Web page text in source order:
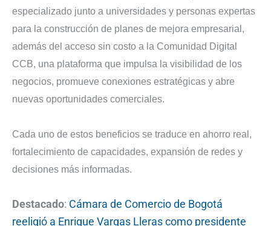
especializado junto a universidades y personas expertas
para la construcción de planes de mejora empresarial,
además del acceso sin costo a la Comunidad Digital
CCB, una plataforma que impulsa la visibilidad de los
negocios, promueve conexiones estratégicas y abre
nuevas oportunidades comerciales.
Cada uno de estos beneficios se traduce en ahorro real,
fortalecimiento de capacidades, expansión de redes y
decisiones más informadas.
Destacado: Cámara de Comercio de Bogotá
reeligió a Enrique Vargas Lleras como presidente